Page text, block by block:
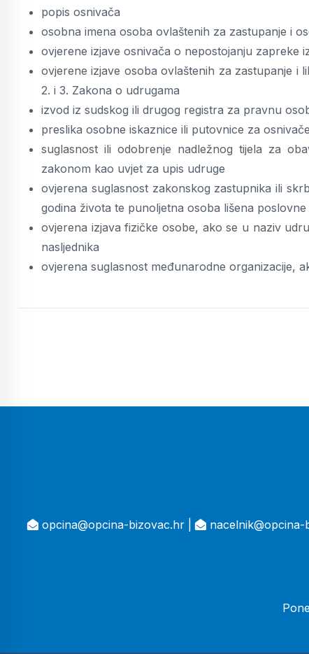
popis osnivača
osobna imena osoba ovlaštenih za zastupanje i
ovjerene izjave osnivača o nepostojanju zapreke
ovjerene izjave osoba ovlaštenih za zastupanje i
2. i 3. Zakona o udrugama
izvod iz sudskog ili drugog registra za pravnu
preslika osobne iskaznice ili putovnice za
suglasnost ili odobrenje nadležnog tijela za
zakonom kao uvjet za upis udruge
ovjerena suglasnost zakonskog zastupnika ili
godina života te punoljetna osoba lišena
ovjerena izjava fizičke osobe, ako se u naziv
nasljednika
ovjerena suglasnost međunarodne organizacije,
opcina@opcina-bizovac.hr |